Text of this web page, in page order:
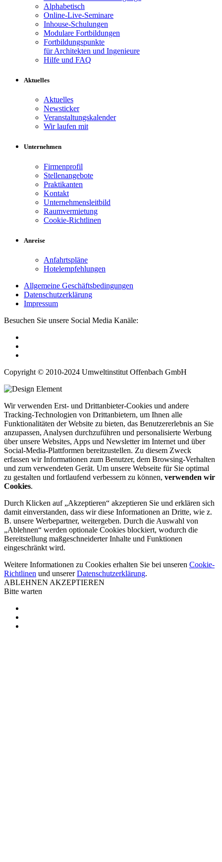
Alphabetisch
Online-Live-Seminare
Inhouse-Schulungen
Modulare Fortbildungen
Fortbildungspunkte
für Architekten und Ingenieure
Hilfe und FAQ
Aktuelles
Aktuelles
Newsticker
Veranstaltungskalender
Wir laufen mit
Unternehmen
Firmenprofil
Stellenangebote
Praktikanten
Kontakt
Unternehmensleitbild
Raumvermietung
Cookie-Richtlinen
Anreise
Anfahrtspläne
Hotelempfehlungen
Allgemeine Geschäftsbedingungen
Datenschutzerklärung
Impressum
Besuchen Sie unsere Social Media Kanäle:
Copyright © 2010-2024 Umweltinstitut Offenbach GmbH
Wir verwenden Erst- und Drittanbieter-Cookies und andere
Tracking-Technologien von Drittanbietern, um Ihnen alle
Funktionalitäten der Website zu bieten, das Benutzererlebnis an Sie
anzupassen, Analysen durchzuführen und personalisierte Werbung
über unsere Websites, Apps und Newsletter im Internet und über
Social-Media-Plattformen bereitzustellen. Zu diesem Zweck
erfassen wir Informationen zum Benutzer, dem Browsing-Verhalten
und zum verwendeten Gerät. Um unsere Webseite für Sie optimal
zu gestalten und fortlaufend verbessern zu können, verwenden wir
Cookies.
Durch Klicken auf „Akzeptieren“ akzeptieren Sie und erklären sich
damit einverstanden, dass wir diese Informationen an Dritte, wie z.
B. unsere Werbepartner, weitergeben. Durch die Auswahl von
„Ablehnen“ werden optionale Cookies blockiert, wodurch die
Bereitstellung maßgeschneiderter Inhalte und Funktionen
eingeschränkt wird.
Weitere Informationen zu Cookies erhalten Sie bei unseren Cookie-
Richtlinen und unsererDatenschutzerklärung.
ABLEHNEN AKZEPTIEREN
Bitte warten